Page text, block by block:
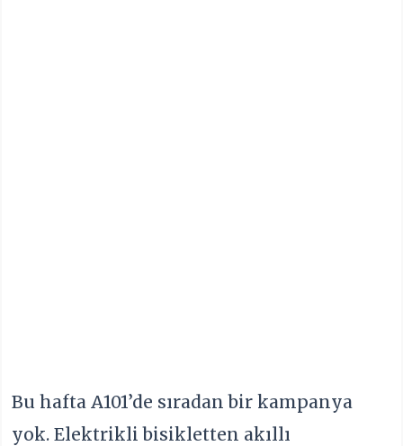
Bu hafta A101’de sıradan bir kampanya
yok. Elektrikli bisikletten akıllı